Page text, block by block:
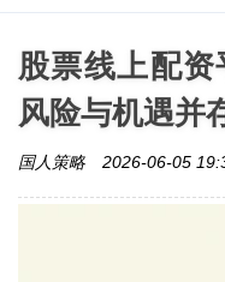
股票线上配资
风险与机遇并
国人策略 2026-06-05